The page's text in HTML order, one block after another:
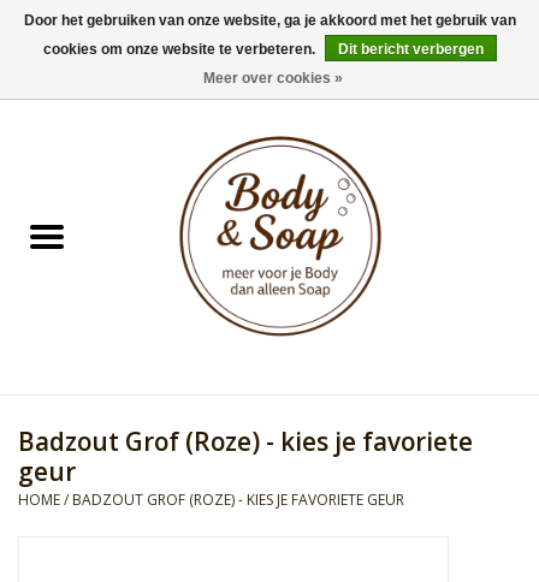
0 Artikelen - €0,00
Doucheproducten
Kids Collection
Badzout Grof (Roze) - kies je favoriete
geur
HOME/ BADZOUT GROF (ROZE) - KIES JE FAVORIETE GEUR
Door het gebruiken van onze website, ga je akkoord met het gebruik van
cookies om onze website te verbeteren.
Dit bericht verbergen
Meer over cookies »